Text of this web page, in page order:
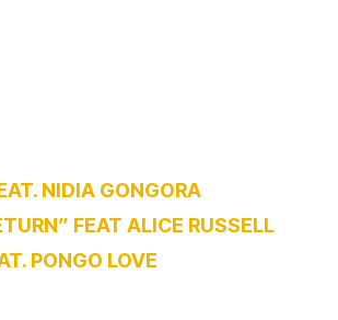
NIDIA GONGORA
FEAT ALICE RUSSELL
PONGO LOVE